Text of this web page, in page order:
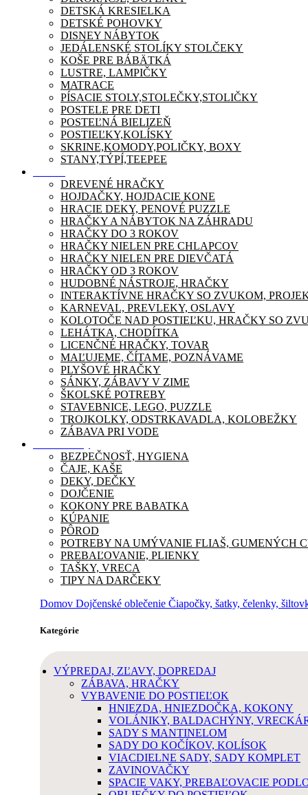
DETSKÁ KRESIELKA
DETSKÉ POHOVKY
DISNEY NÁBYTOK
JEDÁLENSKÉ STOLÍKY STOLČEKY
KOŠE PRE BÁBÄTKÁ
LUSTRE, LAMPIČKY
MATRACE
PÍSACIE STOLY,STOLEČKY,STOLIČKY
POSTELE PRE DETI
POSTEĽNÁ BIELIZEŇ
POSTIEĽKY,KOLÍSKY
SKRINE,KOMODY,POLIČKY, BOXY
STANY,TÝPÍ,TEEPEE
DREVENÉ HRAČKY
HOJDAČKY, HOJDACIE KONE
HRACIE DEKY, PENOVÉ PUZZLE
HRAČKY A NÁBYTOK NA ZÁHRADU
HRAČKY DO 3 ROKOV
HRAČKY NIELEN PRE CHLAPCOV
HRAČKY NIELEN PRE DIEVČATÁ
HRAČKY OD 3 ROKOV
HUDOBNÉ NÁSTROJE, HRAČKY
INTERAKTÍVNE HRAČKY SO ZVUKOM,
KARNEVAL, PREVLEKY, OSLAVY
KOLOTOČE NAD POSTIEĽKU, HRAČKY SO
LEHÁTKA, CHODÍTKA
LICENČNÉ HRAČKY, TOVAR
MAĽUJEME, ČÍTAME, POZNÁVAME
PLYŠOVÉ HRAČKY
SÁNKY, ZÁBAVY V ZIME
ŠKOLSKÉ POTREBY
STAVEBNICE, LEGO, PUZZLE
TROJKOLKY, ODSTRKAVADLA, KOLOBEŽKY
ZÁBAVA PRI VODE
BEZPEČNOSŤ, HYGIENA
ČAJE, KAŠE
DEKY, DEČKY
DOJČENIE
KOKONY PRE BABATKA
KÚPANIE
PÔROD
POTREBY NA UMÝVANIE FLIAŠ, GUMENÝCH
PREBAĽOVANIE, PLIENKY
TAŠKY, VRECA
TIPY NA DARČEKY
Domov Dojčenské oblečenie Čiapočky, šatky, čelenky,
Kategórie
VÝPREDAJ, ZĽAVY, DOPREDAJ
ZÁBAVA, HRAČKY
VYBAVENIE DO POSTIEĽOK
HNIEZDA, HNIEZDOČKA, KOKONY
VOLÁNIKY, BALDACHÝNY,
SADY S MANTINELOM
SADY DO KOČÍKOV, KOLÍSOK
VIACDIELNE SADY, SADY KOMPLET
ZAVINOVAČKY
SPACIE VAKY, PREBAĽOVACIE